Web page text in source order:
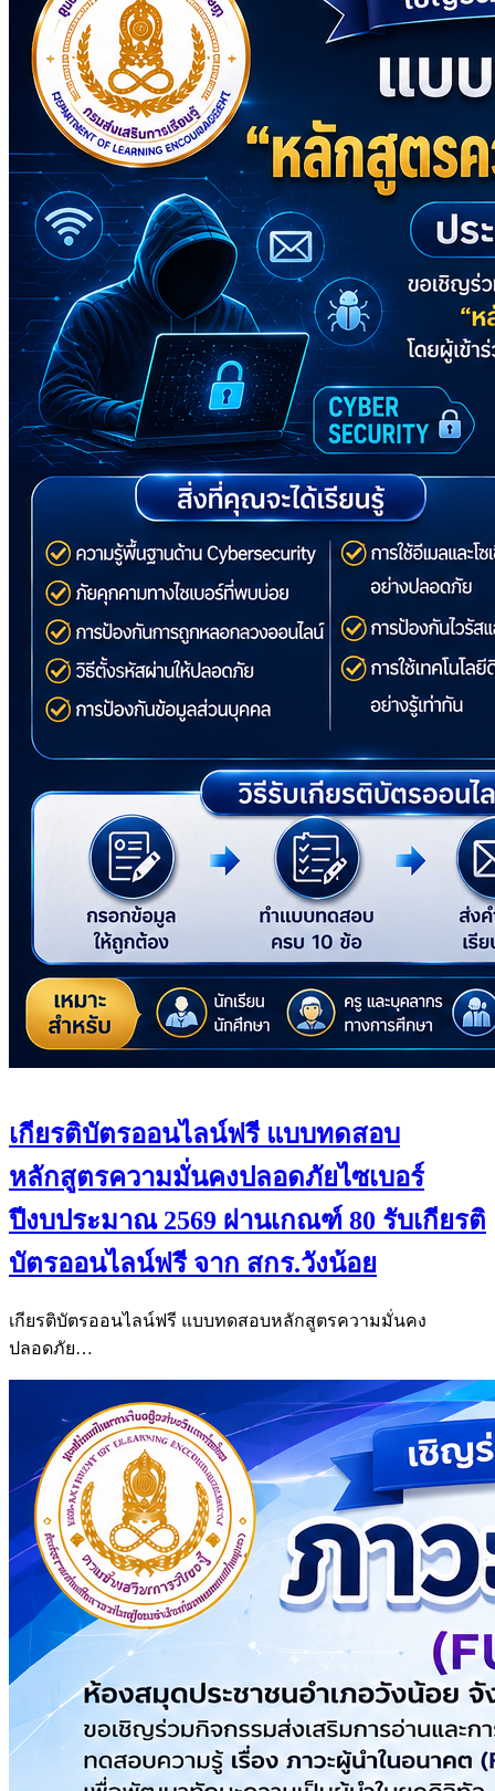
เกียรติบัตรออนไลน์ฟรี แบบทดสอบ
หลักสูตรความมั่นคงปลอดภัยไซเบอร์
ปีงบประมาณ 2569 ผ่านเกณฑ์ 80 รับเกียรติ
บัตรออนไลน์ฟรี จาก สกร.วังน้อย
เกียรติบัตรออนไลน์ฟรี แบบทดสอบหลักสูตรความมั่นคง
ปลอดภัย…